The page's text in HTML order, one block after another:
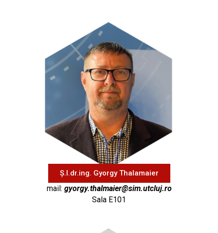
Ș.l.dr.ing. Gyorgy Thalamaier
mail: gyorgy.thalmaier@sim.utcluj.ro
Sala E101